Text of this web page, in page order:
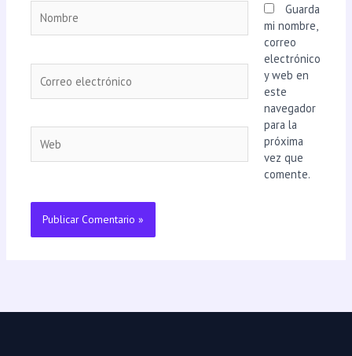
Guarda
mi nombre,
correo
electrónico
y web en
este
navegador
para la
próxima
vez que
comente.